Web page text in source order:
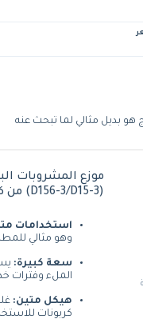
هو بديل مثالي لما تبحث عنه
(D156-3/D15-3) من كراثكو
استخدامات
وهو مثالي
سعة كبيرة:
الملء وفترات
هيكل متين:
كربونات